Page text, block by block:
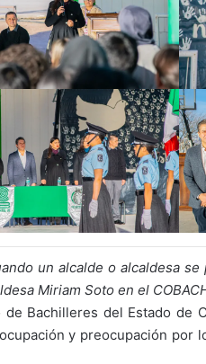
un alcalde o alcaldesa
Miriam Soto en el
Bachilleres del Estado de
y preocupación por